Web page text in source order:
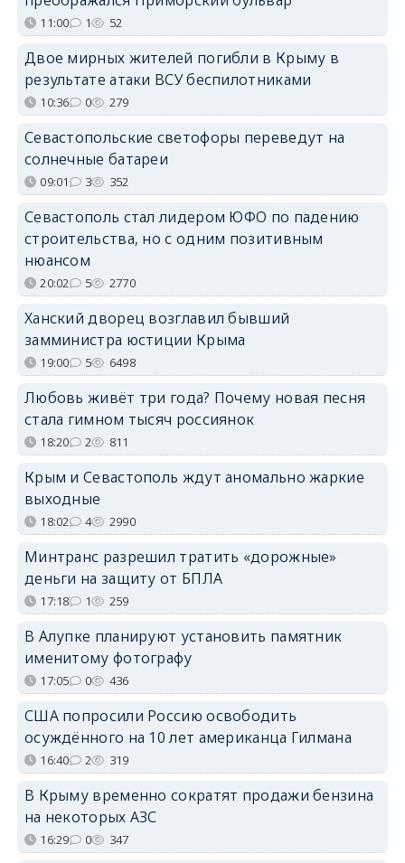
11:00 1 52
Двое мирных жителей погибли в Крыму в
результате атаки ВСУ беспилотниками
10:36 0 279
Севастопольские светофоры переведут на
солнечные батареи
09:01 3 352
Севастополь стал лидером ЮФО по падению
строительства, но с одним позитивным
нюансом
20:02 5 2770
Ханский дворец возглавил бывший
замминистра юстиции Крыма
19:00 5 6498
Любовь живёт три года? Почему новая песня
стала гимном тысяч россиянок
18:20 2 811
Крым и Севастополь ждут аномально жаркие
выходные
18:02 4 2990
Минтранс разрешил тратить «дорожные»
деньги на защиту от БПЛА
17:18 1 259
В Алупке планируют установить памятник
именитому фотографу
17:05 0 436
США попросили Россию освободить
осуждённого на 10 лет американца Гилмана
16:40 2 319
В Крыму временно сократят продажи бензина
на некоторых АЗС
16:29 0 347